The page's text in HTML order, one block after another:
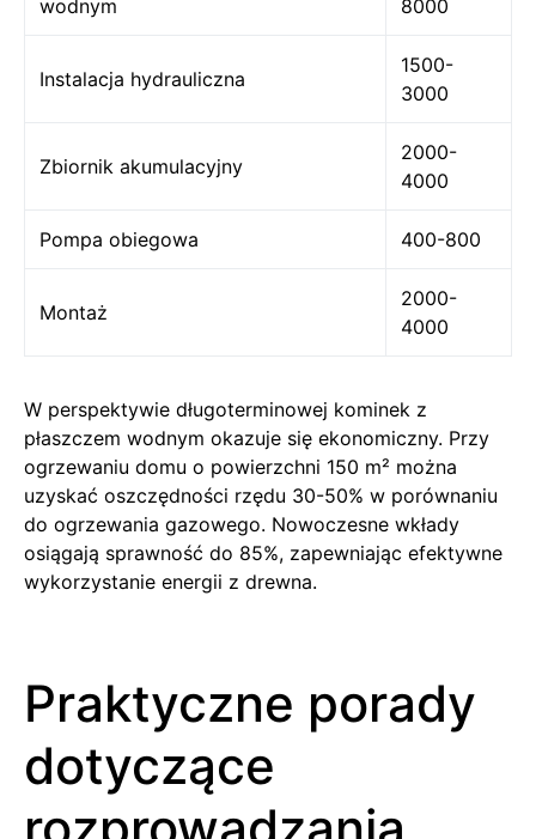
wodnym
8000
Instalacja hydrauliczna
1500-
3000
Zbiornik akumulacyjny
2000-
4000
Pompa obiegowa 400-800
Montaż
2000-
4000
W perspektywie długoterminowej kominek z
płaszczem wodnym okazuje się ekonomiczny. Przy
ogrzewaniu domu o powierzchni 150 m² można
uzyskać oszczędności rzędu 30-50% w porównaniu
do ogrzewania gazowego. Nowoczesne wkłady
osiągają sprawność do 85%, zapewniając efektywne
wykorzystanie energii z drewna.
Praktyczne porady
dotyczące